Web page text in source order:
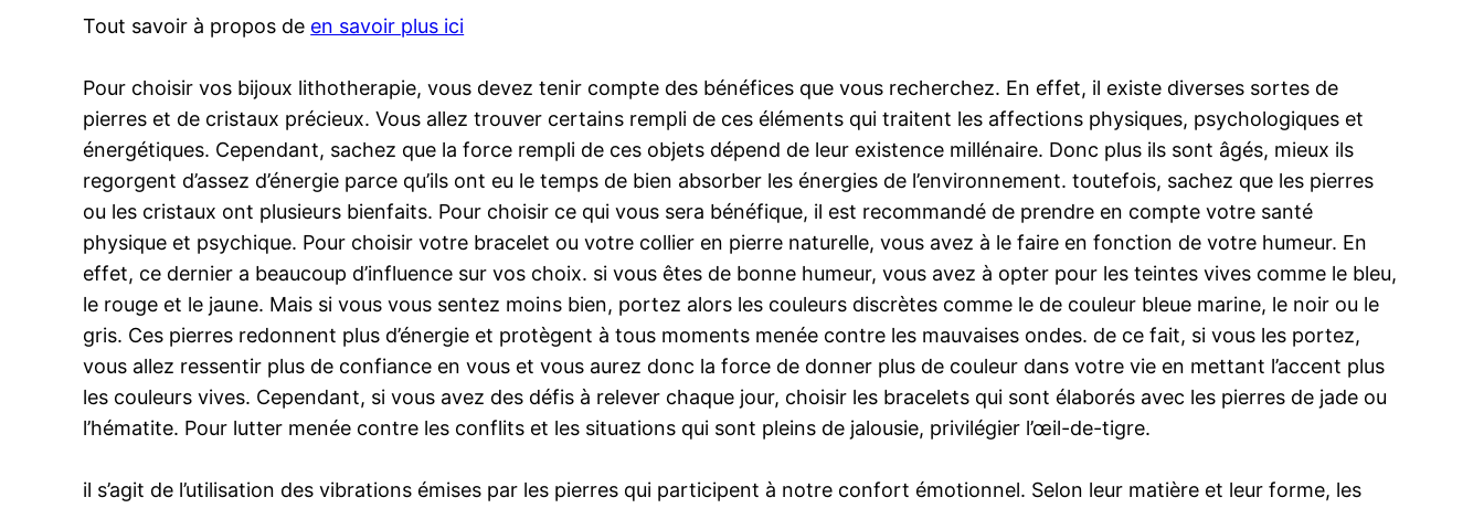
Tout savoir à propos de en savoir plus ici
Pour choisir vos bijoux lithotherapie, vous devez tenir compte des bénéfices que vous recherchez. En effet, il existe diverses sortes de
pierres et de cristaux précieux. Vous allez trouver certains rempli de ces éléments qui traitent les affections physiques, psychologiques et
énergétiques. Cependant, sachez que la force rempli de ces objets dépend de leur existence millénaire. Donc plus ils sont âgés, mieux ils
regorgent d’assez d’énergie parce qu’ils ont eu le temps de bien absorber les énergies de l’environnement. toutefois, sachez que les pierres
ou les cristaux ont plusieurs bienfaits. Pour choisir ce qui vous sera bénéfique, il est recommandé de prendre en compte votre santé
physique et psychique. Pour choisir votre bracelet ou votre collier en pierre naturelle, vous avez à le faire en fonction de votre humeur. En
effet, ce dernier a beaucoup d’influence sur vos choix. si vous êtes de bonne humeur, vous avez à opter pour les teintes vives comme le bleu,
le rouge et le jaune. Mais si vous vous sentez moins bien, portez alors les couleurs discrètes comme le de couleur bleue marine, le noir ou le
gris. Ces pierres redonnent plus d’énergie et protègent à tous moments menée contre les mauvaises ondes. de ce fait, si vous les portez,
vous allez ressentir plus de confiance en vous et vous aurez donc la force de donner plus de couleur dans votre vie en mettant l’accent plus
les couleurs vives. Cependant, si vous avez des défis à relever chaque jour, choisir les bracelets qui sont élaborés avec les pierres de jade ou
l’hématite. Pour lutter menée contre les conflits et les situations qui sont pleins de jalousie, privilégier l’œil-de-tigre.
il s’agit de l’utilisation des vibrations émises par les pierres qui participent à notre confort émotionnel. Selon leur matière et leur forme, les